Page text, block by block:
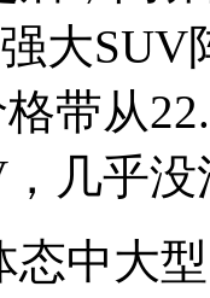
大
带从
几乎
态中大